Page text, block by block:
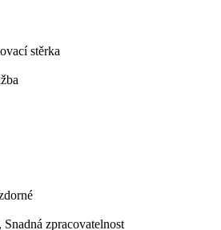
stěrka
zpracovatelnost